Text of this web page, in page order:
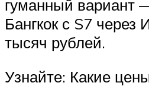
гуманный вариант
Бангкок с S7 через
тысяч рублей.
Узнайте: Какие